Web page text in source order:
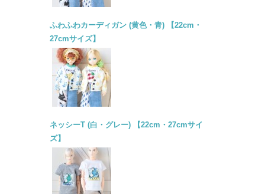
ふわふわカーディガン (黄色・青) 【22cm・
27cmサイズ】
ネッシーT (白・グレー) 【22cm・27cmサイ
ズ】